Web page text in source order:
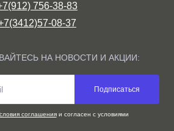
756-38-83
08-37
НА НОВОСТИ И АКЦИИ:
Подписаться
соглашенияи согласен с условиями